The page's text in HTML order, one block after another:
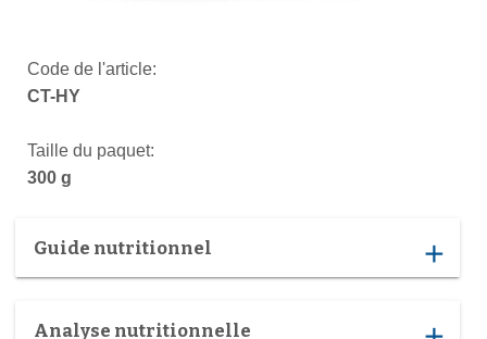
Code de l'article:
CT-HY
Taille du paquet:
300 g
Guide nutritionnel add
Analyse nutritionnelle